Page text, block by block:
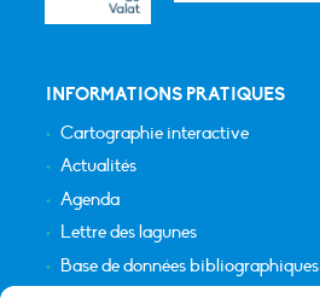
INFORMATIONS PRATIQUES
Cartographie interactive
Actualités
Agenda
Lettre des lagunes
Base de données bibliographiques